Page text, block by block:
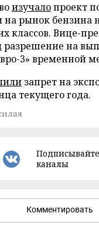
изучалопроект
на рынок бензина
классов. Вице-
разрешение на
3» временной
запрет на
текущего года.
каналы
Комментировать